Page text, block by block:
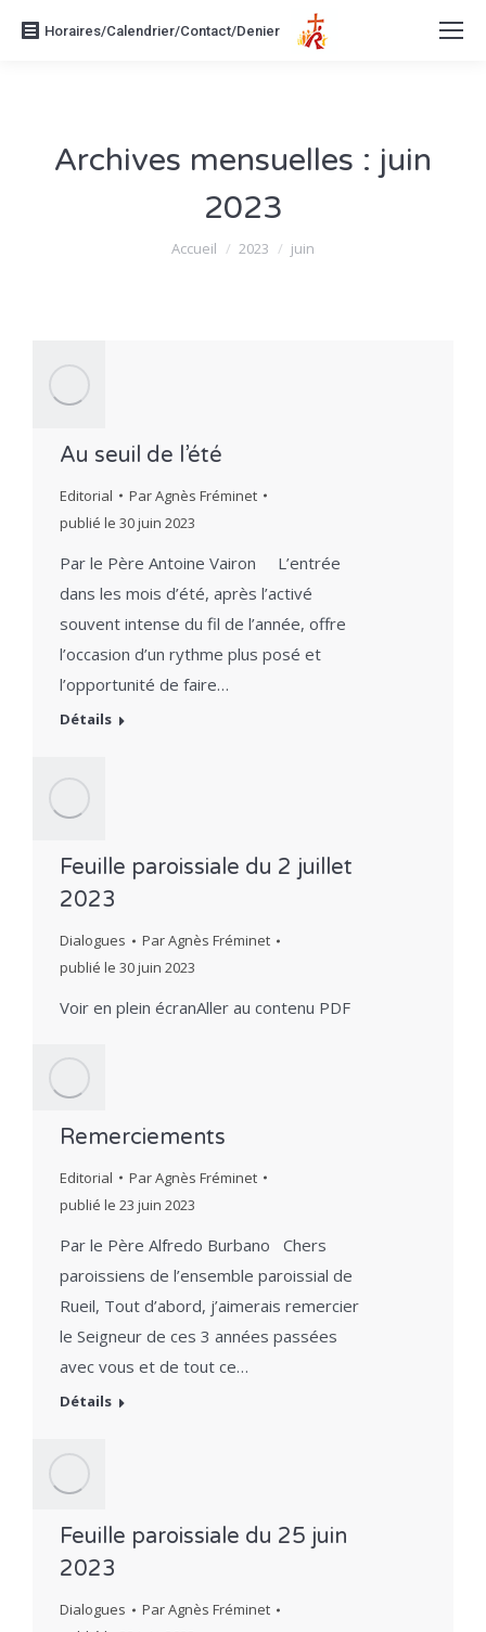
Horaires/Calendrier/Contact/Denier
Archives mensuelles : juin
2023
Vous êtes ici :
Accueil 2023 juin
Au seuil de l’été
Editorial ParAgnès Fréminet
publié le 30 juin 2023
Par le Père Antoine Vairon L’entrée
dans les mois d’été, après l’activé
souvent intense du fil de l’année, offre
l’occasion d’un rythme plus posé et
l’opportunité de faire…
Détails
Feuille paroissiale du 2 juillet
2023
Dialogues ParAgnès Fréminet
publié le 30 juin 2023
Voir en plein écranAller au contenu PDF
Remerciements
Editorial ParAgnès Fréminet
publié le 23 juin 2023
Par le Père Alfredo Burbano Chers
paroissiens de l’ensemble paroissial de
Rueil, Tout d’abord, j’aimerais remercier
le Seigneur de ces 3 années passées
avec vous et de tout ce…
Détails
Feuille paroissiale du 25 juin
2023
Dialogues ParAgnès Fréminet